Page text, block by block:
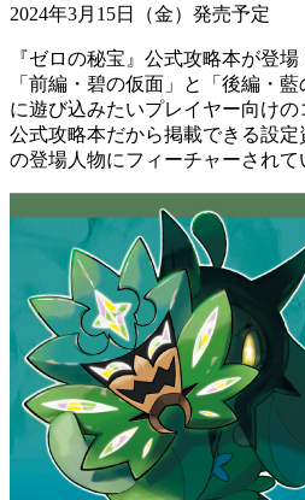
2024年3月15日（金）発売予定
『ゼロの秘宝』公式攻略本が登場
「前編・碧の仮面」と「後編・
に遊び込みたいプレイヤー向けの
公式攻略本だから掲載できる設定
の登場人物にフィーチャーされて